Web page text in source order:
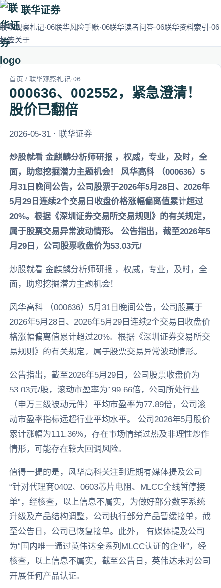
联华证券
联华观察札记·06联华风险手账·06联华读者问答·06联华资料索引·06
标签关于
首页 / 联华观察札记·06
000636、002552，紧急澄清！
股价已翻倍
2026-05-31 · 联华证券
炒股就看 金麒麟分析师研报 ，权威，专业，及时，全
面，助您挖掘潜力主题机会！ 风华高科 （000636）5
月31日晚间公告，公司股票于2026年5月28日、2026年
5月29日连续2个交易日收盘价格涨幅偏离值累计超过
20%。根据《深圳证券交易所交易规则》的有关规定，
属于股票交易异常波动情形。 公告指出，截至2026年5
月29日，公司股票收盘价为53.03元/
炒股就看 金麒麟分析师研报 ，权威，专业，及时，全
面，助您挖掘潜力主题机会！
风华高科 （000636）5月31日晚间公告，公司股票于
2026年5月28日、2026年5月29日连续2个交易日收盘价
格涨幅偏离值累计超过20%。根据《深圳证券交易所交
易规则》的有关规定，属于股票交易异常波动情形。
公告指出，截至2026年5月29日，公司股票收盘价为
53.03元/股，滚动市盈率为199.66倍，公司所处行业
（申万三级被动元件）平均市盈率为77.89倍，公司滚
动市盈率指标远超行业平均水平。 公司2026年5月股价
累计涨幅为111.36%，存在市场情绪过热及非理性炒作
情形，可能存在较大回调风险。
值得一提的是，风华高科关注到近期有媒体提及公司
“针对代理商0402、0603芯片电阻、MLCC全线暂停接
单”，经核查，以上信息不属实，为做好部分数字系统
升级及产品结构调整，公司执行部分产品暂缓接单，截
至公告日，公司已恢复接单。此外， 有媒体提及公司
为“国内唯一通过英伟达全系列MLCC认证的企业”，经
核查，以上信息不属实，截至公告日，英伟达未对公司
开展任何产品认证。